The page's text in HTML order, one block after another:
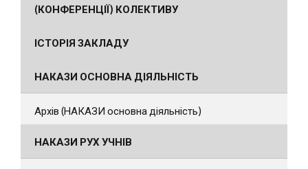
(КОНФЕРЕНЦІЇ) КОЛЕКТИВУ
ІСТОРІЯ ЗАКЛАДУ
НАКАЗИ ОСНОВНА ДІЯЛЬНІСТЬ
Архів (НАКАЗИ основна діяльність)
НАКАЗИ РУХ УЧНІВ